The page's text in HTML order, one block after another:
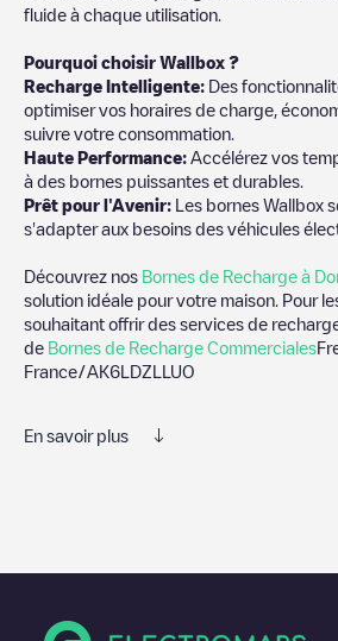
fluide à chaque utilisation.
Pourquoi choisir Wallbox ?
Recharge Intelligente: Des
optimiser vos horaires de charge,
suivre votre consommation.
Haute Performance: Accélérez vos
à des bornes puissantes et durables.
Prêt pour l'Avenir: Les bornes Wallbox
s'adapter aux besoins des véhicules
Découvrez nos Bornes de Recharge à
solution idéale pour votre maison. Pour
souhaitant offrir des services de
de Bornes de Recharge Commerciales
France/AK6LDZLLUO
En savoir plus
électrique la prochaine fois.